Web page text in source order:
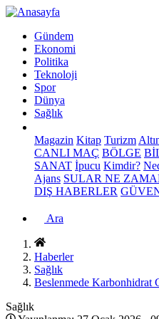
Gündem
Ekonomi
Politika
Teknoloji
Spor
Dünya
Sağlık
Magazin Kitap Turizm
CANLI MAÇ BÖLGE
SANAT İpucu Kimdir?
Ajans SULAR NE
DIŞ HABERLER
Ara
Haberler
Sağlık
Beslenmede Karbonhidrat
Sağlık